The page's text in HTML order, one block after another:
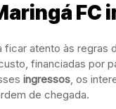
atento às regras
financiadas por
ingressos, os
de chegada.